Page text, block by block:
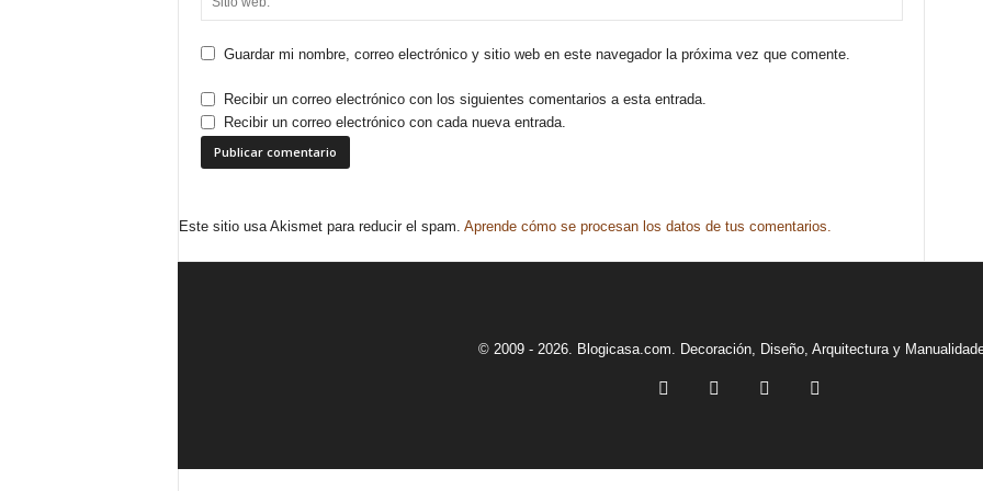
Guardar mi nombre, correo electrónico y sitio web en este navegador la próxima vez que comente.
Recibir un correo electrónico con los siguientes comentarios a esta entrada.
Recibir un correo electrónico con cada nueva entrada.
Este sitio usa Akismet para reducir el spam. Aprende cómo se procesan los datos de tus comentarios.
© 2009 - 2026. Blogicasa.com. Decoración, Diseño, Arquitectura y